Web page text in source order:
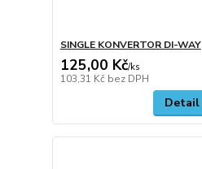
SINGLE KONVERTOR DI-WAY
125,00 Kč/ks
103,31 Kč bez DPH
Detail